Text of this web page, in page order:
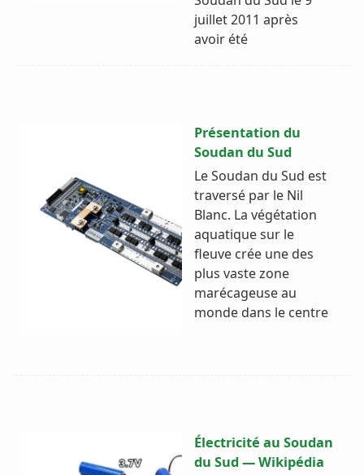
juillet 2011 après
avoir été
Présentation du
Soudan du Sud
Le Soudan du Sud est
traversé par le Nil
Blanc. La végétation
aquatique sur le
fleuve crée une des
plus vaste zone
marécageuse au
monde dans le centre
Électricité au Soudan
du Sud — Wikipédia